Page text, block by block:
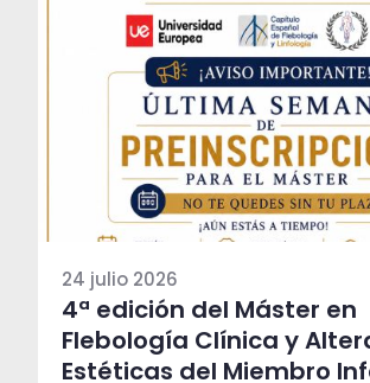
24 julio 2026
4ª edición del Máster en
Flebología Clínica y
Estéticas del Miembro